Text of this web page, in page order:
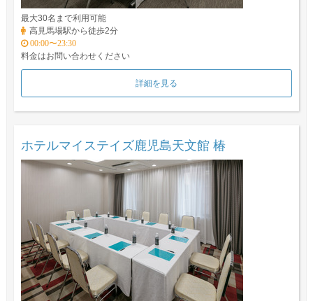
最大30名まで利用可能
高見馬場駅から徒歩2分
00:00〜23:30
料金はお問い合わせください
詳細を見る
ホテルマイステイズ鹿児島天文館 椿